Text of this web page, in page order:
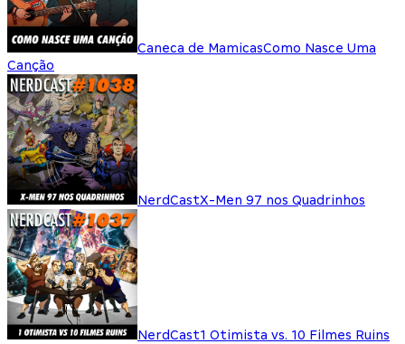
Caneca de MamicasComo Nasce Uma
Canção
NerdCastX-Men 97 nos Quadrinhos
NerdCast1 Otimista vs. 10 Filmes Ruins